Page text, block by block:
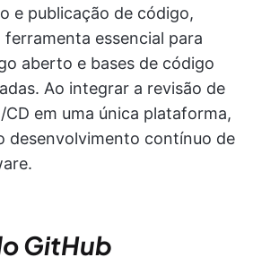
e publicação de código,
essencial para
aberto e bases de código
Ao integrar a revisão de
em uma única plataforma,
desenvolvimento contínuo de
GitHub